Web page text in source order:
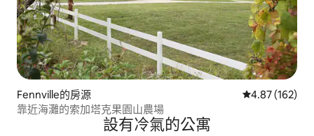
Fennville的房源 從 162 則評價
4.87 (162)
靠近海灘的索加塔克果園山農場
設有冷氣的公寓